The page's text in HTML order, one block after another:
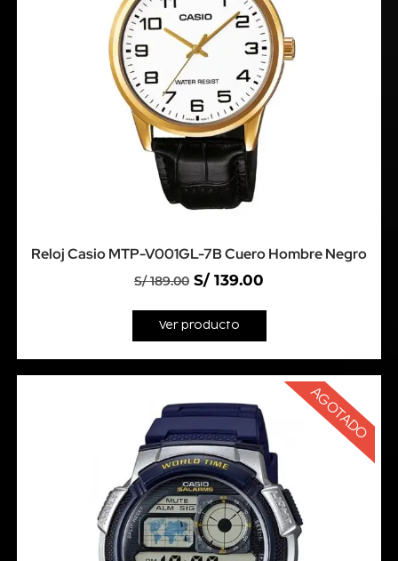
Reloj Casio MTP-V001GL-7B Cuero Hombre Negro
S/189.00 S/ 139.00
Ver producto
AGOTADO